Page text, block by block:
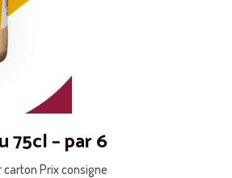
75cl – par 6
carton Prix consigne